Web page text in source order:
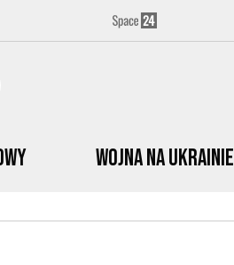
Wojna na Ukrainie